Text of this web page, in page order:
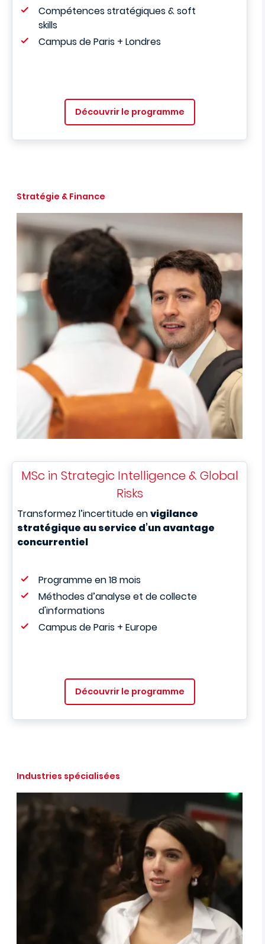
Compétences stratégiques & soft
skills
Campus de Paris + Londres
Découvrir le programme
Stratégie & Finance
MSc in Strategic Intelligence & Global
Risks
Transformez l’incertitude envigilance
stratégique au service d’un avantage
concurrentiel
Programme en 18 mois
Méthodes d’analyse et de collecte
d'informations
Campus de Paris + Europe
Découvrir le programme
Industries spécialisées